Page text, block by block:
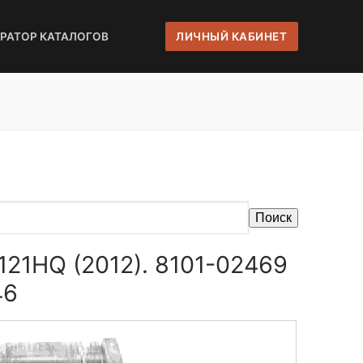
КАТАЛОГОВ ЛИЧНЫЙ КАБИНЕТ
Поиск
(2012). 8101-02469